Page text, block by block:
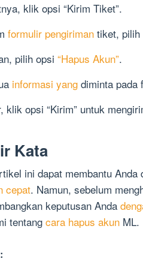
klik opsi “Kirim Tiket”.
formulir pengiriman tiket, pilih
pilih opsi “Hapus Akun”.
informasi yang diminta pada
klik opsi “Kirim” untuk
Kata
ini dapat membantu Anda
cepat. Namun, sebelum
keputusan Anda
tentang cara hapus akun ML.